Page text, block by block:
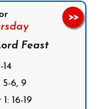
Feast
5-6, 9
16-19
>>